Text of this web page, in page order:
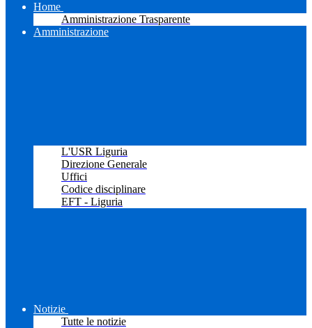
Home
Amministrazione Trasparente
Amministrazione
L'USR Liguria
Direzione Generale
Uffici
Codice disciplinare
EFT - Liguria
Notizie
Tutte le notizie